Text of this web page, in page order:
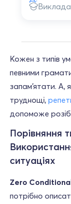
Кожен з типів
певними
запам’ятати. А,
труднощі,
допоможе
Порівняння
ситуаціях
Zero
потрібно